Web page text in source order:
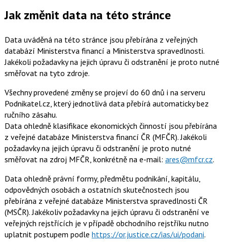
Jak změnit data na této stránce
Data uváděná na této stránce jsou přebírána z veřejných
databází Ministerstva financí a Ministerstva spravedlnosti.
Jakékoli požadavky na jejich úpravu či odstranění je proto nutné
směřovat na tyto zdroje.
Všechny provedené změny se projeví do 60 dnů i na serveru
Podnikatel.cz, který jednotlivá data přebírá automaticky bez
ručního zásahu.
Data ohledně klasifikace ekonomických činností jsou přebírána
z veřejné databáze Ministerstva financí ČR (MFČR). Jakékoli
požadavky na jejich úpravu či odstranění je proto nutné
směřovat na zdroj MFČR, konkrétně na e-mail: ares@mfcr.cz.
Data ohledně právní formy, předmětu podnikání, kapitálu,
odpovědných osobách a ostatních skutečnostech jsou
přebírána z veřejné databáze Ministerstva spravedlnosti ČR
(MSČR). Jakékoliv požadavky na jejich úpravu či odstranění ve
veřejných rejstřících je v případě obchodního rejstříku nutno
uplatnit postupem podle https://or.justice.cz/ias/ui/podani.